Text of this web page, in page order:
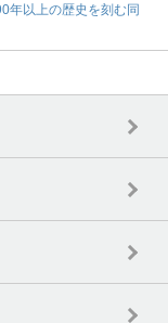
年以上の歴史を刻む同